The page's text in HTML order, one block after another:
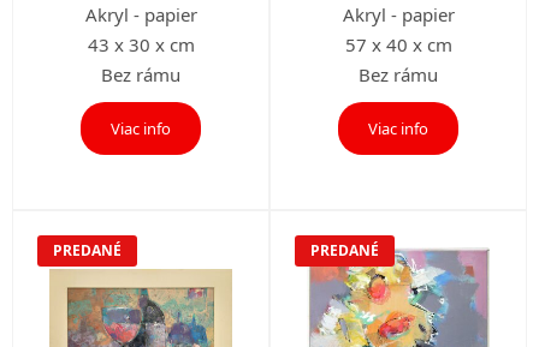
Akryl - papier
43 x 30 x cm
Bez rámu
Viac info
Akryl - papier
57 x 40 x cm
Bez rámu
Viac info
PREDANÉ PREDANÉ